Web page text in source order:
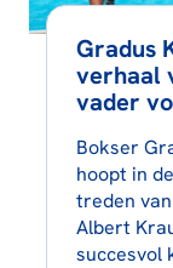
Gradus
verhaal
vader
Bokser
hoopt in
treden
Albert
succesvol